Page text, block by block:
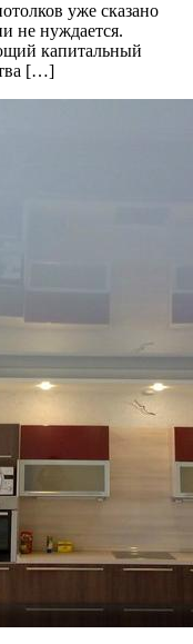
уже сказано
не нуждается.
капитальный
[…]